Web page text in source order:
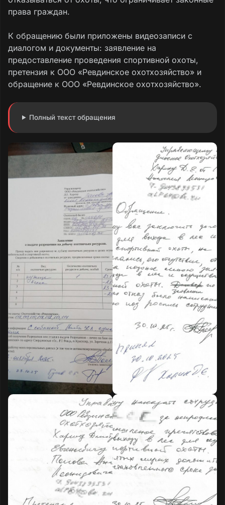
права граждан.
К обращению были приложены видеозаписи с
диалогом и документы: заявление на
предоставление проведения спортивной охоты,
претензия к ООО «Ревдинское охотхозяйство» и
обращение к ООО «Ревдинское охотхозяйство».
Полный текст обращения